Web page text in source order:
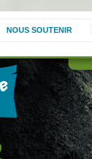
NOUS SOUTENIR